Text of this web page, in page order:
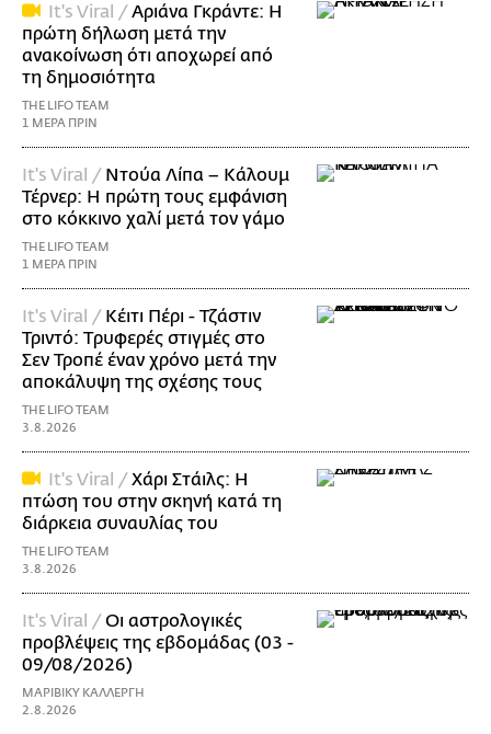
It's Viral /Αριάνα Γκράντε: Η
πρώτη δήλωση μετά την
ανακοίνωση ότι αποχωρεί από
τη δημοσιότητα
THE LIFO TEAM
1 ΜΕΡΑ ΠΡΙΝ
It's Viral / Ντούα Λίπα – Κάλουμ
Τέρνερ: Η πρώτη τους εμφάνιση
στο κόκκινο χαλί μετά τον γάμο
THE LIFO TEAM
1 ΜΕΡΑ ΠΡΙΝ
It's Viral / Κέιτι Πέρι - Τζάστιν
Τριντό: Tρυφερές στιγμές στο
Σεν Τροπέ έναν χρόνο μετά την
αποκάλυψη της σχέσης τους
THE LIFO TEAM
3.8.2026
It's Viral /Χάρι Στάιλς: Η
πτώση του στην σκηνή κατά τη
διάρκεια συναυλίας του
THE LIFO TEAM
3.8.2026
It's Viral /Οι αστρολογικές
προβλέψεις της εβδομάδας (03 -
09/08/2026)
ΜΑΡΙΒΙΚΥ ΚΑΛΛΕΡΓΗ
2.8.2026